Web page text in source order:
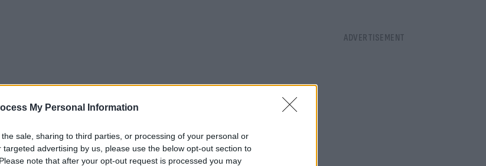
My Personal Information
sale, sharing to third parties, or processing of your personal or
advertising by us, please use the below opt-out section to
note that after your opt-out request is processed you may